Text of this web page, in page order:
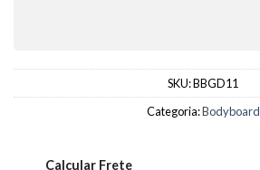
SKU:BBGD11
Categoria:Bodyboard
Calcular Frete